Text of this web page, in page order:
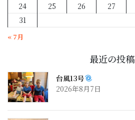
24
25 26 27
31
« 7月
最近の投稿
台風13号
2026年8月7日